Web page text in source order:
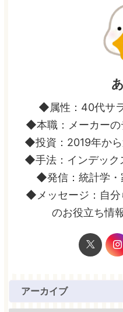
◆属性：40代サ
◆本職：メーカーの
◆投資：2019年から
◆手法：インデック
◆発信：統計学・
◆メッセージ：自分
のお役立ち情
アーカイブ